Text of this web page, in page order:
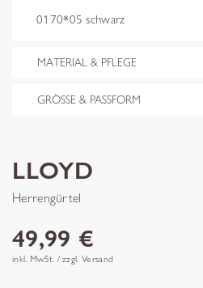
0170*05 schwarz
MATERIAL & PFLEGE
GRÖSSE & PASSFORM
LLOYD
Herrengürtel
49,99 €
inkl. MwSt. / zzgl. Versand